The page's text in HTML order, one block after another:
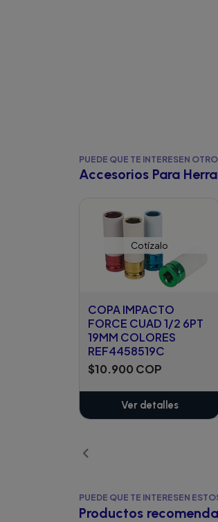
PUEDE QUE TE INTERESEN
Accesorios Para
Cotízalo
COPA IMPACTO
FORCE CUAD 1/2 6PT
19MM COLORES
REF4458519C
$10.900 COP
Ver detalles
PUEDE QUE TE INTERESEN
Productos